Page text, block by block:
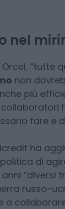
nel
“tutte
non
più
fare e
ha
di
“diversi
russo-
a